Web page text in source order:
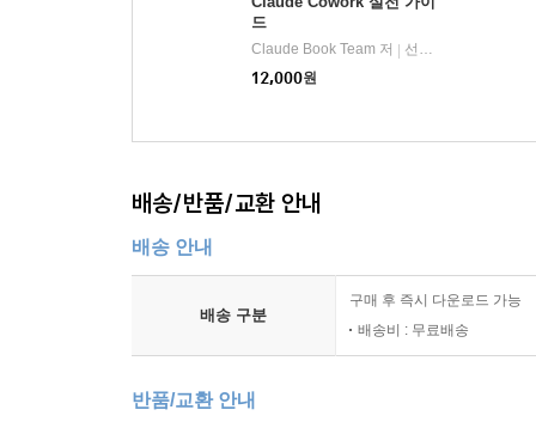
드
Claude Book Team 저 | 선비북스
12,000원
배송/반품/교환 안내
배송 안내
배송 구분
구매 후 즉시 다운로드 가능
배송비 : 무료배송
반품/교환 안내